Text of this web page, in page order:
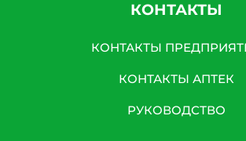
КОНТАКТЫ
КОНТАКТЫ
КОНТАКТЫ АПТЕК
РУКОВОДСТВО